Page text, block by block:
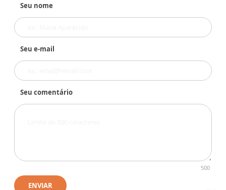
Seu nome
Seu e-mail
Seu comentário
500
ENVIAR